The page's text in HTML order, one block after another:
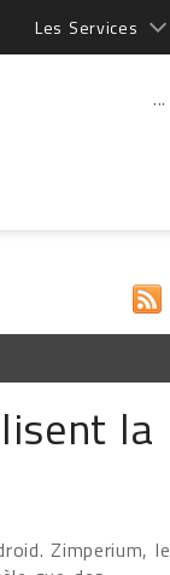
Les Services
...
la
Zimperium, le